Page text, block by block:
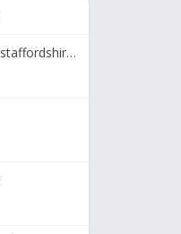
Gruppo American staffordshire terrier ( amstaff, amastaff )